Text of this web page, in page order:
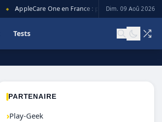
AppleCare One en France : prix, couverture et
Dim. 09 Aoû 2026
Tests
PARTENAIRE
›Play-Geek